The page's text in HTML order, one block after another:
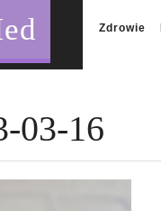
Zdrowie
03-16